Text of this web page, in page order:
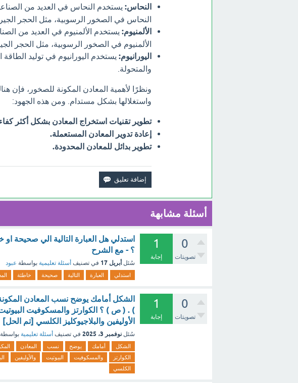
النحاس:يستخدم النحاس في العديد من
النحاس في الصخور الرسوبية، مثل الحجر
الألمنيوم:يستخدم الألمنيوم في العديد من
الألمنيوم في الصخور الرسوبية، مثل الحجر
اليورانيوم:يستخدم اليورانيوم في توليد الطاقة
والمتحولة.
ونظرًا لأهمية المعادن المكونة للصخور، فإن
واستغلالها بشكل مستدام. ومن هذه الجهود:
تطوير تقنيات استخراج المعادن بشكل أكثر
إعادة تدوير المعادن المستعملة.
تطوير بدائل للمعادن المحدودة.
أسئلة مشابهة
0
تصويتات
1
إجابة
استدلي هل العبارة التالية الي صحيحة
؟ - مع الشرح
سُئل أبريل 17 في تصنيف أسئلة تعليمية بواسطة عبود
استدلي العبارة التالية صحيحة خاطئة
0
تصويتات
1
إجابة
الشكل أمامك يوضح نسب المعادن
) . ( ص ) ؟ الكوارتز والمسكوفيت البيوتيت
الأوليفين والبلاجيوكليز الكلسي [تم الحل]
سُئل نوفمبر 3، 2025 في تصنيف أسئلة تعليمية بواسطة
الشكل أمامك يوضح نسب المعادن
الكوارتز
والمسكوفيت البيوتيت والأوليفين
الكلسي